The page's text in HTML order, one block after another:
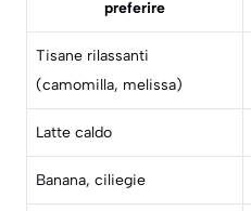
preferire
Tisane rilassanti
(camomilla, melissa)
Latte caldo
Banana, ciliegie